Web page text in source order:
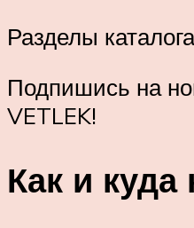
Разделы
Подпишись на
VETLEK!
Как и куда